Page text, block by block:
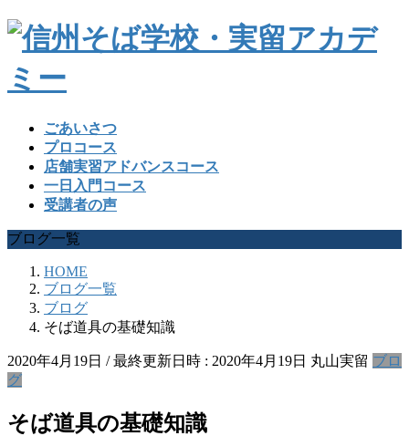
ごあいさつ
プロコース
店舗実習アドバンスコース
一日入門コース
受講者の声
ブログ一覧
HOME
ブログ一覧
ブログ
そば道具の基礎知識
2020年4月19日 / 最終更新日時 : 2020年4月19日 丸山実留 ブロ
グ
そば道具の基礎知識